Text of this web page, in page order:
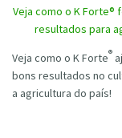
Veja como o K Forte®
resultados para
Veja como o K Forte®
bons resultados no
a agricultura do país!